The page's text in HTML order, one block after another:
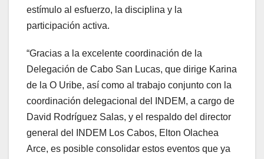
estímulo al esfuerzo, la disciplina y la
participación activa.
“Gracias a la excelente coordinación de la
Delegación de Cabo San Lucas, que dirige Karina
de la O Uribe, así como al trabajo conjunto con la
coordinación delegacional del INDEM, a cargo de
David Rodríguez Salas, y el respaldo del director
general del INDEM Los Cabos, Elton Olachea
Arce, es posible consolidar estos eventos que ya